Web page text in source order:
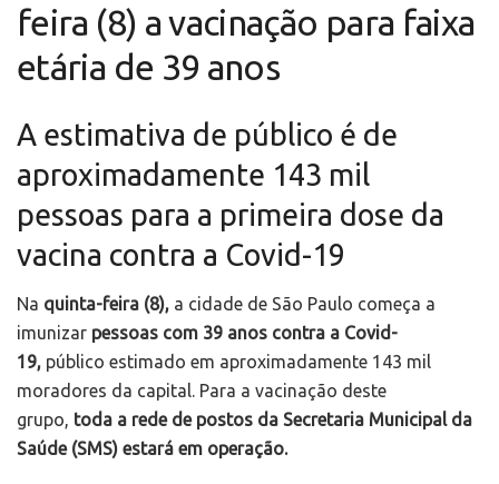
feira (8) a vacinação para faixa
etária de 39 anos
A estimativa de público é de
aproximadamente 143 mil
pessoas para a primeira dose da
vacina contra a Covid-19
Na quinta-feira (8), a cidade de São Paulo começa a
imunizar pessoas com 39 anos contra a Covid-
19, público estimado em aproximadamente 143 mil
moradores da capital. Para a vacinação deste
grupo, toda a rede de postos da Secretaria Municipal da
Saúde (SMS) estará em operação.